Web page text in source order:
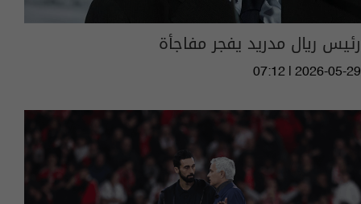
رئيس ريال مدريد يفجر مفاجأة
07:12 | 2026-05-29